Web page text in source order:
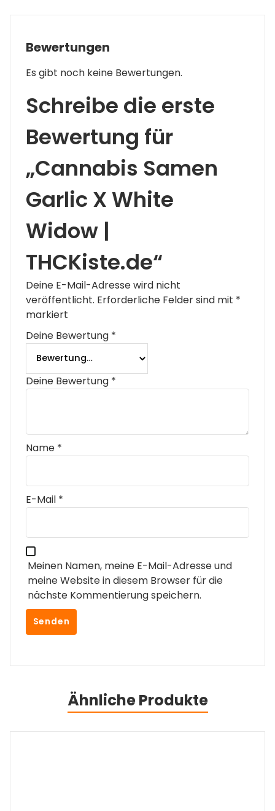
Bewertungen
Es gibt noch keine Bewertungen.
Schreibe die erste
Bewertung für
„Cannabis Samen
Garlic X White
Widow |
THCKiste.de“
Deine E-Mail-Adresse wird nicht
veröffentlicht. Erforderliche Felder sind mit *
markiert
Deine Bewertung *
Deine Bewertung *
Name *
E-Mail *
Meinen Namen, meine E-Mail-Adresse und
meine Website in diesem Browser für die
nächste Kommentierung speichern.
Ähnliche Produkte